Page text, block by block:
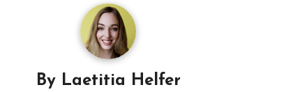
By Laetitia Helfer